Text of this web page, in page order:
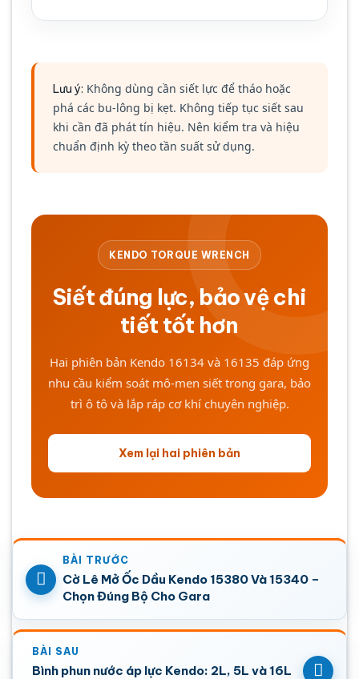
Lưu ý: Không dùng cần siết lực để tháo hoặc
phá các bu-lông bị kẹt. Không tiếp tục siết sau
khi cần đã phát tín hiệu. Nên kiểm tra và hiệu
chuẩn định kỳ theo tần suất sử dụng.
KENDO TORQUE WRENCH
Siết đúng lực, bảo vệ chi
tiết tốt hơn
Hai phiên bản Kendo 16134 và 16135 đáp ứng
nhu cầu kiểm soát mô-men siết trong gara, bảo
trì ô tô và lắp ráp cơ khí chuyên nghiệp.
Xem lại hai phiên bản
Cờ Lê Mở Ốc Dầu Kendo 15380 Và 15340 –
Chọn Đúng Bộ Cho Gara
Bình phun nước áp lực Kendo: 2L, 5L và 16L